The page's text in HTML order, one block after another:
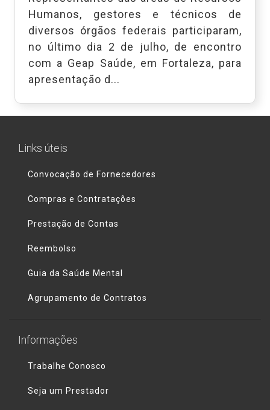
Humanos, gestores e técnicos de
diversos órgãos federais participaram,
no último dia 2 de julho, de encontro
com a Geap Saúde, em Fortaleza, para
apresentação d...
Links úteis
Convocação de Fornecedores
Compras e Contratações
Prestação de Contas
Reembolso
Guia da Saúde Mental
Agrupamento de Contratos
Informações
Trabalhe Conosco
Seja um Prestador